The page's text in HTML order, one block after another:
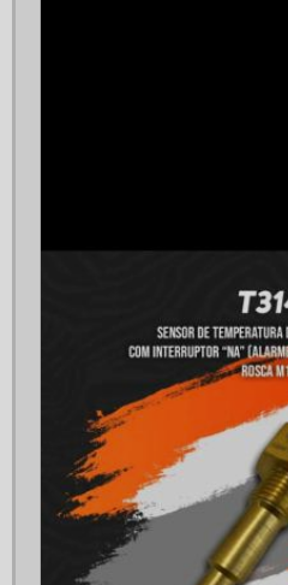
Empresa de geradores de energia elétrica
Empresa de manutenção de geradores
Empresa de montagem de painel elétrico
Empresa de painel elétrico
Empresa especializada em grupo geradores
Empresa grupo geradores